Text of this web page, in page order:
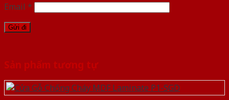
Email *
Sản phẩm tương tự